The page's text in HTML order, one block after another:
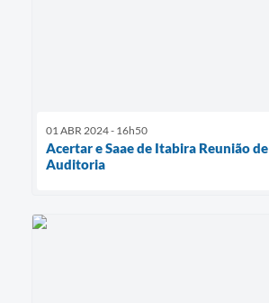
01 ABR 2024 - 16h50
Acertar e Saae de Itabira Reunião
Auditoria